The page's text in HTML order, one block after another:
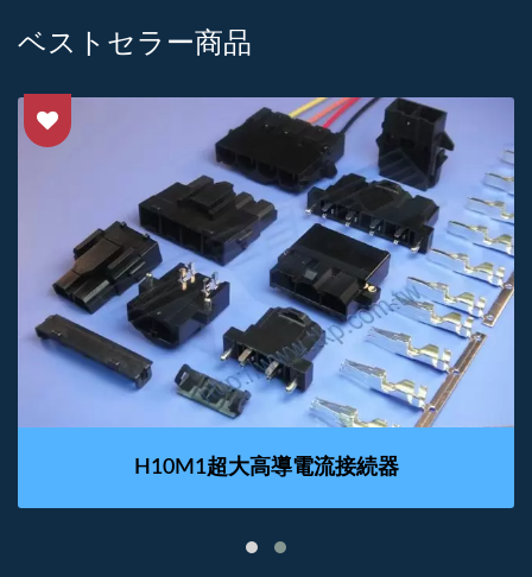
ベストセラー商品
H10M1超大高導電流接続器